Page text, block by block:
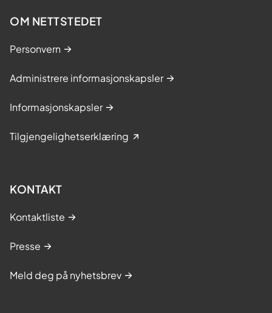
OM NETTSTEDET
Personvern
Administrere informasjonskapsler
Informasjonskapsler
Tilgjengelighetserklæring
KONTAKT
Kontaktliste
Presse
Meld deg på nyhetsbrev